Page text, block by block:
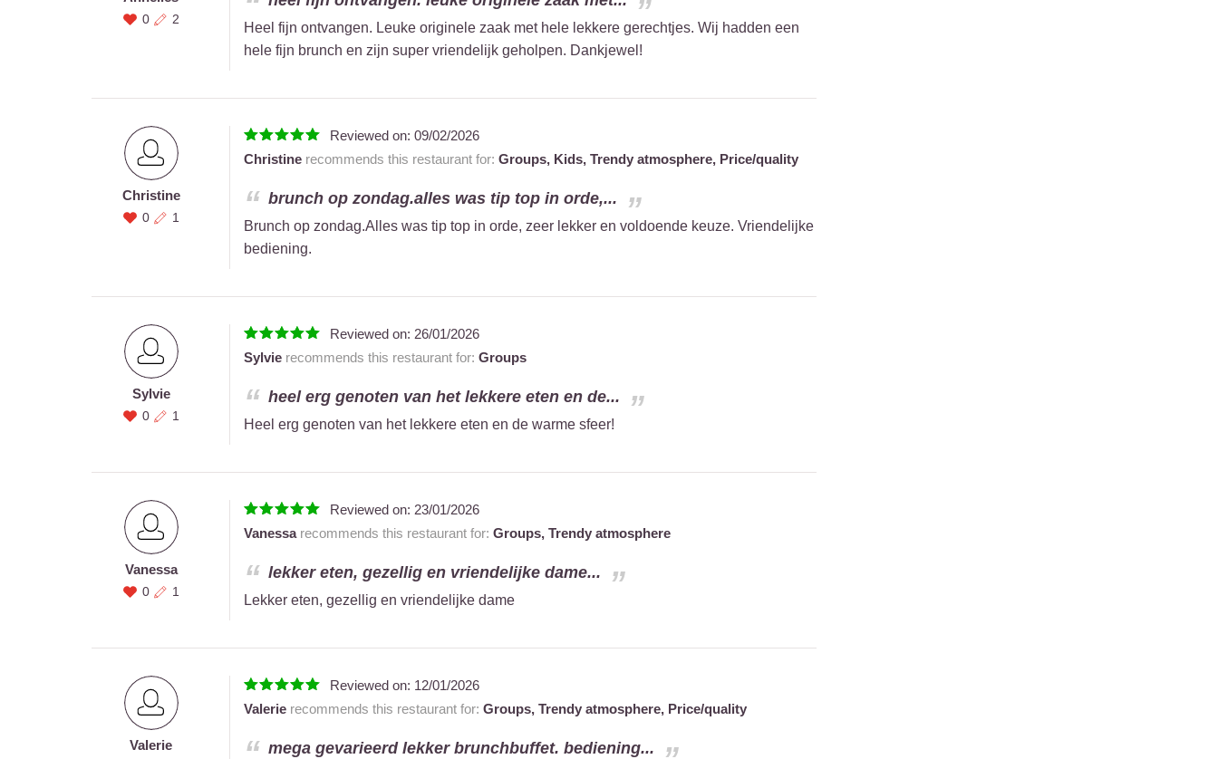
0 2
Heel fijn ontvangen. Leuke originele zaak met hele lekkere gerechtjes. Wij hadden een
hele fijn brunch en zijn super vriendelijk geholpen. Dankjewel!
Christine
0 1
Reviewed on: 09/02/2026
Christinerecommends this restaurant for: Groups, Kids, Trendy atmosphere, Price/quality
brunch op zondag.alles was tip top in orde,...
Brunch op zondag.Alles was tip top in orde, zeer lekker en voldoende keuze. Vriendelijke
bediening.
Sylvie
0 1
Reviewed on: 26/01/2026
Sylvierecommends this restaurant for: Groups
heel erg genoten van het lekkere eten en de...
Heel erg genoten van het lekkere eten en de warme sfeer!
Vanessa
0 1
Reviewed on: 23/01/2026
Vanessarecommends this restaurant for: Groups, Trendy atmosphere
lekker eten, gezellig en vriendelijke dame...
Lekker eten, gezellig en vriendelijke dame
Valerie
Reviewed on: 12/01/2026
Valerierecommends this restaurant for: Groups, Trendy atmosphere, Price/quality
mega gevarieerd lekker brunchbuffet. bediening...